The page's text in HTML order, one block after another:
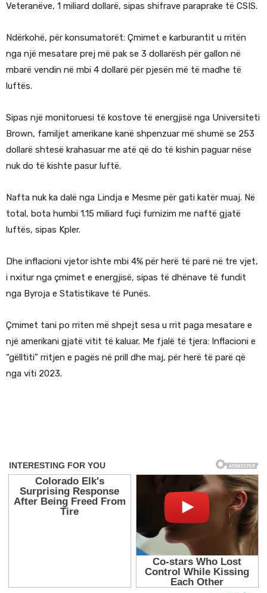
Veteranëve, 1 miliard dollarë, sipas shifrave paraprake të CSIS.
Ndërkohë, për konsumatorët: Çmimet e karburantit u rritën
nga një mesatare prej më pak se 3 dollarësh për gallon në
mbarë vendin në mbi 4 dollarë për pjesën më të madhe të
luftës.
Sipas një monitoruesi të kostove të energjisë nga Universiteti
Brown, familjet amerikane kanë shpenzuar më shumë se 253
dollarë shtesë krahasuar me atë që do të kishin paguar nëse
nuk do të kishte pasur luftë.
Nafta nuk ka dalë nga Lindja e Mesme për gati katër muaj. Në
total, bota humbi 1.15 miliard fuçi furnizim me naftë gjatë
luftës, sipas Kpler.
Dhe inflacioni vjetor ishte mbi 4% për herë të parë në tre vjet,
i nxitur nga çmimet e energjisë, sipas të dhënave të fundit
nga Byroja e Statistikave të Punës.
Çmimet tani po rriten më shpejt sesa u rrit paga mesatare e
një amerikani gjatë vitit të kaluar. Me fjalë të tjera: Inflacioni e
“gëlltiti” rritjen e pagës në prill dhe maj, për herë të parë që
nga viti 2023.